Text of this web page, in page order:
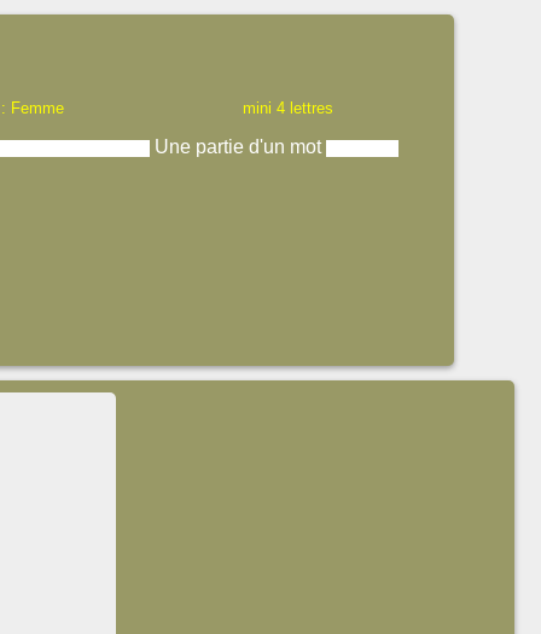
Femme mini 4 lettres
Une partie d'un mot